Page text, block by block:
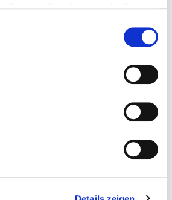
übertragen werden. Es werden keine
Ihrem Login bzw. nach Ihrem Logout